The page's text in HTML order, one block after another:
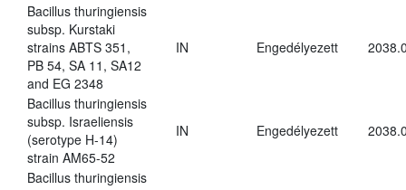
Bacillus thuringiensis
subsp. Kurstaki
strains ABTS 351,
PB 54, SA 11, SA12
and EG 2348
IN Engedélyezett
Bacillus thuringiensis
subsp. Israeliensis
(serotype H-14)
strain AM65-52
IN Engedélyezett
Bacillus thuringiensis